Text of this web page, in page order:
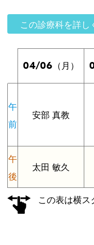
この診療科を詳し
04/06 （月）
午
前
安部 真教
午
後
太田 敏久
この表は横